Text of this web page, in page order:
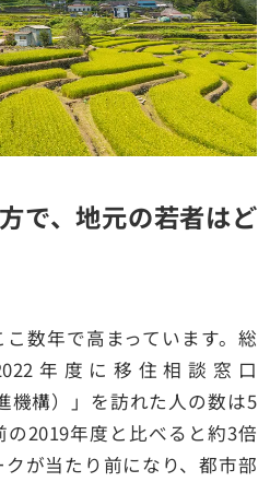
で、地元の若者はど
数年で高まっています。総
年度に移住相談窓口
機構）」を訪れた人の数は5
2019年度と比べると約3倍
が当たり前になり、都市部